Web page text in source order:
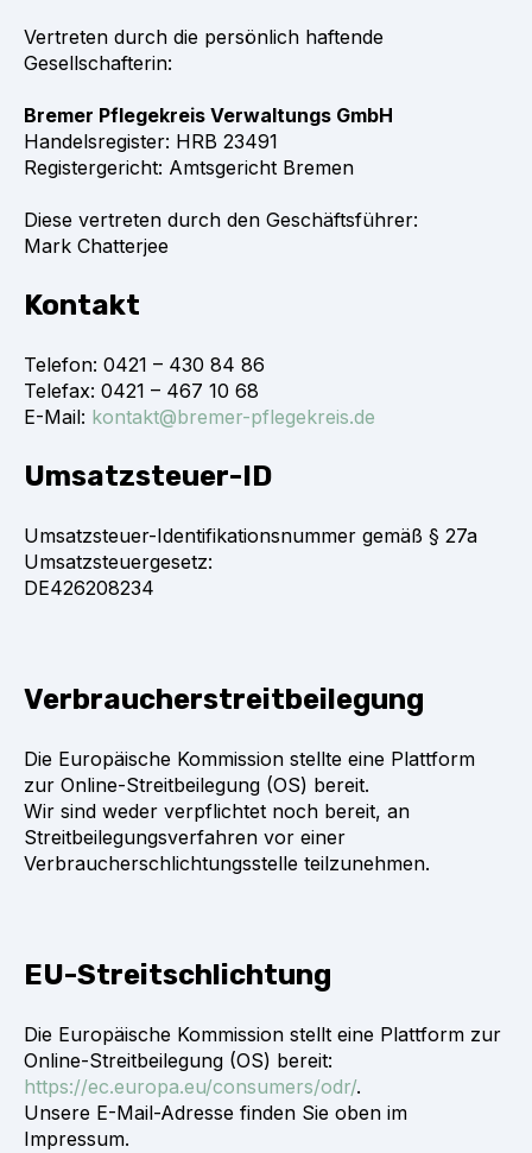
Vertreten durch die persönlich haftende
Gesellschafterin:
Bremer Pflegekreis Verwaltungs GmbH
Handelsregister: HRB 23491
Registergericht: Amtsgericht Bremen
Diese vertreten durch den Geschäftsführer:
Mark Chatterjee
Kontakt
Telefon: 0421 – 430 84 86
Telefax: 0421 – 467 10 68
E-Mail: kontakt@bremer-pflegekreis.de
Umsatzsteuer-ID
Umsatzsteuer-Identifikationsnummer gemäß § 27a
Umsatzsteuergesetz:
DE426208234
Verbraucherstreitbeilegung
Die Europäische Kommission stellte eine Plattform
zur Online-Streitbeilegung (OS) bereit.
Wir sind weder verpflichtet noch bereit, an
Streitbeilegungsverfahren vor einer
Verbraucherschlichtungsstelle teilzunehmen.
EU-Streitschlichtung
Die Europäische Kommission stellt eine Plattform zur
Online-Streitbeilegung (OS) bereit:
https://ec.europa.eu/consumers/odr/.
Unsere E-Mail-Adresse finden Sie oben im
Impressum.